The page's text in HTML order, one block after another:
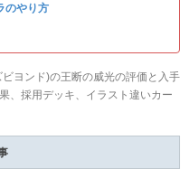
のやり方
ヨンド)の王断の威光の評価と入手
、採用デッキ、イラスト違いカー